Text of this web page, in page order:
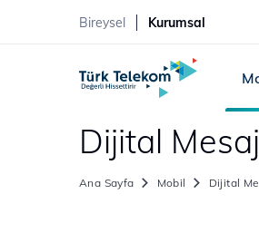
Bireysel Kurumsal
Dijital
Ana Sayfa Mobil Dijital